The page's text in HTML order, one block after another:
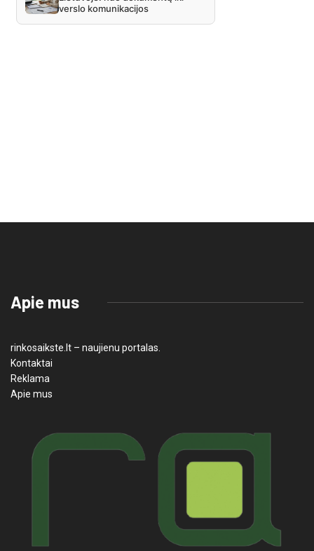
Apie mus
rinkosaikste.lt – naujienu portalas.
Kontaktai
Reklama
Apie mus